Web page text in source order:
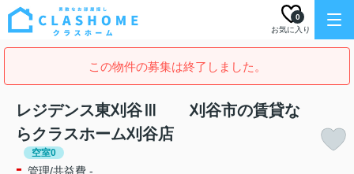
お気に入り
0
この物件の募集は終了しました。
レジデンス東刈谷Ⅲ 刈谷市の賃貸な
らクラスホーム刈谷店
空室0
- 管理/共益費 -